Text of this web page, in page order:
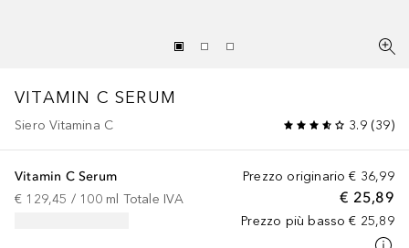
VITAMIN C SERUM
Siero Vitamina C 3.9(39)
Prezzo originario € 36,99
€ 25,89
Prezzo più basso € 25,89
Vitamin C Serum
€ 129,45 / 100 ml Totale IVA